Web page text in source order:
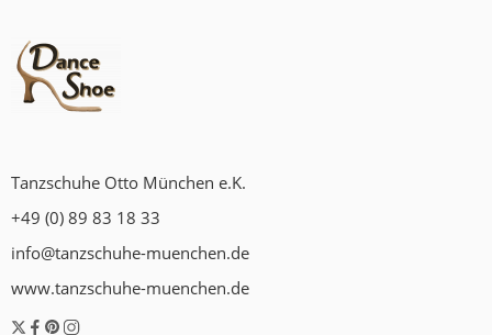
Tanzschuhe Otto München e.K.
+49 (0) 89 83 18 33
info@tanzschuhe-muenchen.de
www.tanzschuhe-muenchen.de